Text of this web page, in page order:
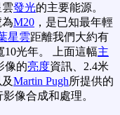
雲發光的主要能源。
M20 ，是已知最年輕
星雲距離我們大約有
10光年。 上面這幅主
像的亮度資訊、2.4米
Martin Pugh所提供的
影像合成和處理。